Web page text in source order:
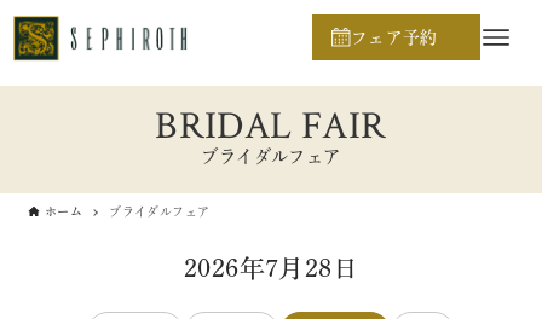
フェア予約
BRIDAL FAIR
ブライダルフェア
ホーム ブライダルフェア
2026年7月28日